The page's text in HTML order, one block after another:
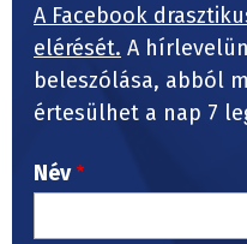
A Facebook
elérését. A
beleszólása, abból
értesülhet a nap 7
Név